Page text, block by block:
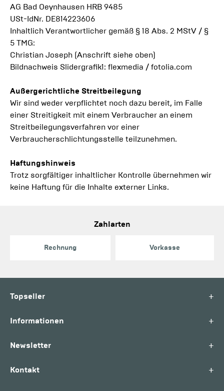
AG Bad Oeynhausen HRB 9485
USt-IdNr. DE814223606
Inhaltlich Verantwortlicher gemäß § 18 Abs. 2 MStV / §
5 TMG:
Christian Joseph (Anschrift siehe oben)
Bildnachweis Slidergrafik1: flexmedia / fotolia.com
Außergerichtliche Streitbeilegung
Wir sind weder verpflichtet noch dazu bereit, im Falle
einer Streitigkeit mit einem Verbraucher an einem
Streitbeilegungsverfahren vor einer
Verbraucherschlichtungsstelle teilzunehmen.
Haftungshinweis
Trotz sorgfältiger inhaltlicher Kontrolle übernehmen wir
keine Haftung für die Inhalte externer Links.
Zahlarten
Rechnung Vorkasse
Topseller +
Informationen +
Newsletter +
Kontakt +